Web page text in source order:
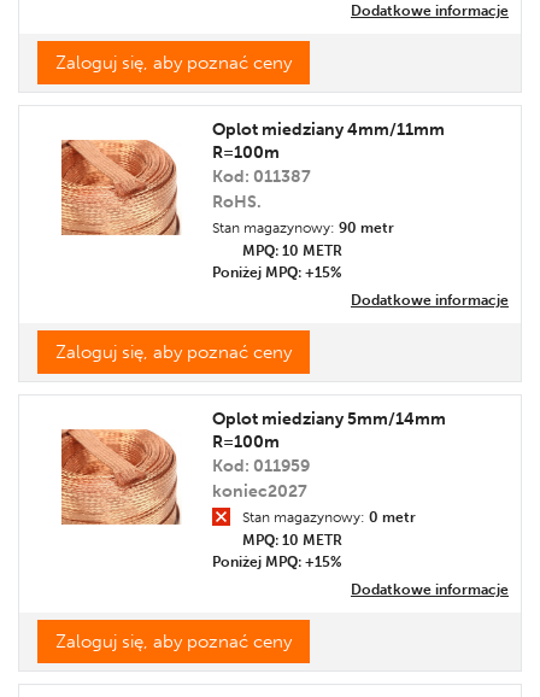
Dodatkowe informacje
Zaloguj się, aby poznać ceny
Oplot miedziany 4mm/11mm
R=100m
Kod: 011387
RoHS.
Stan magazynowy: 90 metr
MPQ: 10 METR
Poniżej MPQ: +15%
Dodatkowe informacje
Zaloguj się, aby poznać ceny
Oplot miedziany 5mm/14mm
R=100m
Kod: 011959
koniec2027
Stan magazynowy: 0 metr
MPQ: 10 METR
Poniżej MPQ: +15%
Dodatkowe informacje
Zaloguj się, aby poznać ceny